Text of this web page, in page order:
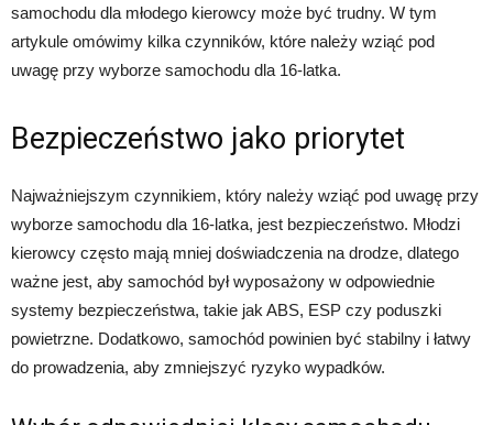
samochodu dla młodego kierowcy może być trudny. W tym
artykule omówimy kilka czynników, które należy wziąć pod
uwagę przy wyborze samochodu dla 16-latka.
Bezpieczeństwo jako priorytet
Najważniejszym czynnikiem, który należy wziąć pod uwagę przy
wyborze samochodu dla 16-latka, jest bezpieczeństwo. Młodzi
kierowcy często mają mniej doświadczenia na drodze, dlatego
ważne jest, aby samochód był wyposażony w odpowiednie
systemy bezpieczeństwa, takie jak ABS, ESP czy poduszki
powietrzne. Dodatkowo, samochód powinien być stabilny i łatwy
do prowadzenia, aby zmniejszyć ryzyko wypadków.